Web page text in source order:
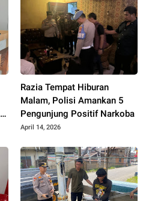
Razia Tempat Hiburan
Malam, Polisi Amankan 5
Pengunjung Positif Narkoba
April 14, 2026